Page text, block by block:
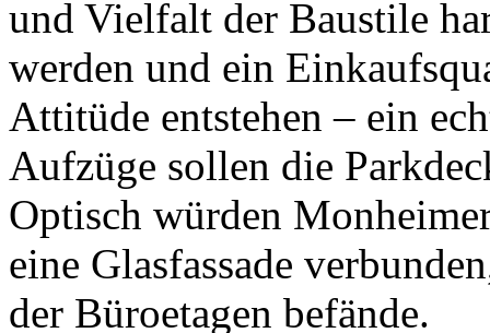
und Vielfalt der Baustile
werden und ein
Attitüde entstehen – ein
Aufzüge sollen die
Optisch würden
eine Glasfassade
der Büroetagen befände.